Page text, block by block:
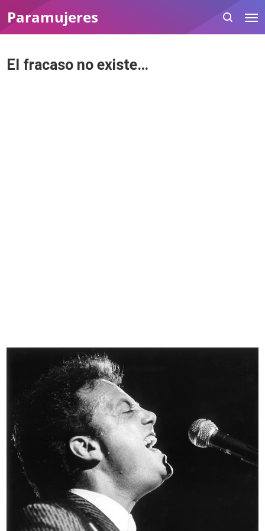
Paramujeres
El fracaso no existe…